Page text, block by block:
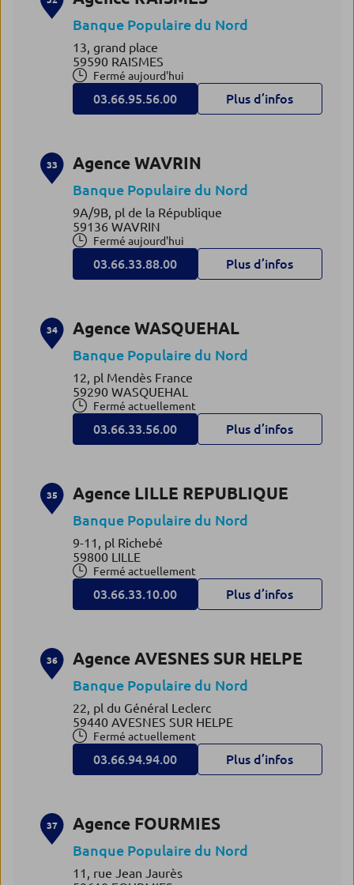
Banque Populaire du Nord
13, grand place
59590 RAISMES
Fermé aujourd'hui
03.66.95.56.00 Plus d’infos
33 Agence WAVRIN
Banque Populaire du Nord
9A/9B, pl de la République
59136 WAVRIN
Fermé aujourd'hui
03.66.33.88.00 Plus d’infos
34 Agence WASQUEHAL
Banque Populaire du Nord
12, pl Mendès France
59290 WASQUEHAL
Fermé actuellement
03.66.33.56.00 Plus d’infos
35 Agence LILLE REPUBLIQUE
Banque Populaire du Nord
9-11, pl Richebé
59800 LILLE
Fermé actuellement
03.66.33.10.00 Plus d’infos
36 Agence AVESNES SUR HELPE
Banque Populaire du Nord
22, pl du Général Leclerc
59440 AVESNES SUR HELPE
Fermé actuellement
03.66.94.94.00 Plus d’infos
37 Agence FOURMIES
Banque Populaire du Nord
11, rue Jean Jaurès